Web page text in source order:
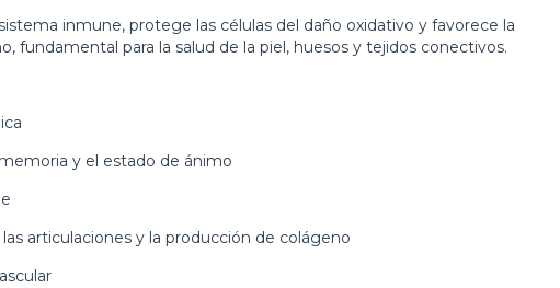
inmune, protege las células del daño oxidativo y favorece la
fundamental para la salud de la piel, huesos y tejidos conectivos.
y el estado de ánimo
articulaciones y la producción de colágeno